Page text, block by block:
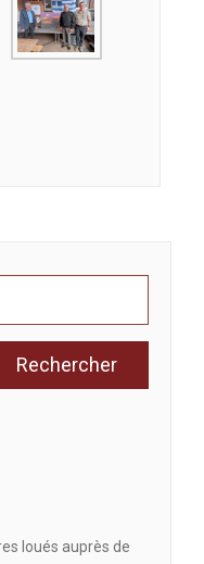
loués auprès de